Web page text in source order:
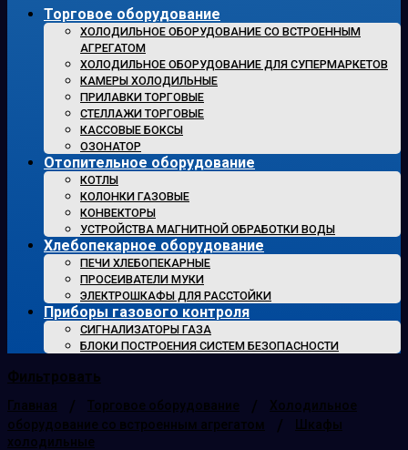
Торговое оборудование
ХОЛОДИЛЬНОЕ ОБОРУДОВАНИЕ СО ВСТРОЕННЫМ
АГРЕГАТОМ
ХОЛОДИЛЬНОЕ ОБОРУДОВАНИЕ ДЛЯ СУПЕРМАРКЕТОВ
КАМЕРЫ ХОЛОДИЛЬНЫЕ
ПРИЛАВКИ ТОРГОВЫЕ
СТЕЛЛАЖИ ТОРГОВЫЕ
КАССОВЫЕ БОКСЫ
ОЗОНАТОР
Отопительное оборудование
КОТЛЫ
КОЛОНКИ ГАЗОВЫЕ
КОНВЕКТОРЫ
УСТРОЙСТВА МАГНИТНОЙ ОБРАБОТКИ ВОДЫ
Хлебопекарное оборудование
ПЕЧИ ХЛЕБОПЕКАРНЫЕ
ПРОСЕИВАТЕЛИ МУКИ
ЭЛЕКТРОШКАФЫ ДЛЯ РАССТОЙКИ
Приборы газового контроля
СИГНАЛИЗАТОРЫ ГАЗА
БЛОКИ ПОСТРОЕНИЯ СИСТЕМ БЕЗОПАСНОСТИ
Фильтровать
Главная / Торговое оборудование /
Холодильное
оборудование со встроенным агрегатом
/
Шкафы
холодильные